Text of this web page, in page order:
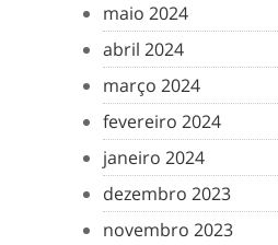
maio 2024
abril 2024
março 2024
fevereiro 2024
janeiro 2024
dezembro 2023
novembro 2023